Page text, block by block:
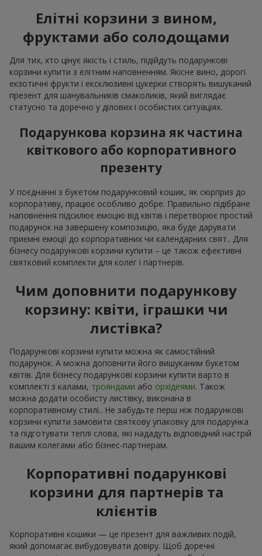
Елітні корзини з вином,
фруктами або солодощами
Для тих, хто цінує якість і стиль, підійдуть подарункові
корзини купити з елітним наповненням. Якісне вино, дорогі
екзотичні фрукти і ексклюзивні цукерки створять вишуканий
презент для шанувальників смаколиків, який виглядає
статусно та доречно у ділових і особистих ситуаціях.
Подарункова корзина як частина
квіткового або корпоративного
презенту
У поєднанні з букетом подарунковий кошик, як сюрприз до
корпоративу, працює особливо добре. Правильно підібране
наповнення підсилює емоцію від квітів і перетворює простий
подарунок на завершену композицію, яка буде дарувати
приємні емоції до корпоративних чи календарних свят.. Для
бізнесу подарункові корзини купити – це також ефективні
святковий комплекти для колег і партнерів.
Чим доповнити подарункову
корзину: квіти, іграшки чи
листівка?
Подарункові корзини купити можна як самостійний
подарунок. А можна доповнити його вишуканим букетом
квітів. Для бізнесу подарункові корзини купити варто в
комплекті з калами, трояндами або орхідеями. Також
можна додати особисту листівку, виконана в
корпоративному стилі.. Не забудьте перш ніж подарункові
корзини купити замовити святкову упаковку для подарунка
та підготувати теплі слова, які нададуть відповідний настрій
вашим колегами або бізнес-партнерам.
Корпоративні подарункові
корзини для партнерів та
клієнтів
Корпоративні кошики — це презент для важливих подій,
який допомагає вибудовувати довіру. Щоб доречні